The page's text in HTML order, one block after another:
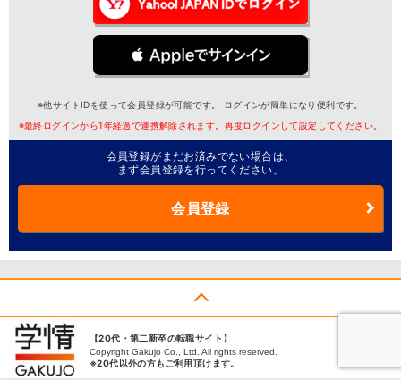
※他サイトIDを使って会員登録が可能です。 ログインが簡単になり便利です。
※最終ログインから1年経過で連携解除されます。再度ログインして設定してください。
会員登録がまだお済みでない場合は、
まず会員登録を行ってください。
会員登録
【20代・第二新卒の転職サイト】
Copyright Gakujo Co., Ltd. All rights reserved.
※20代以外の方もご利用頂けます。